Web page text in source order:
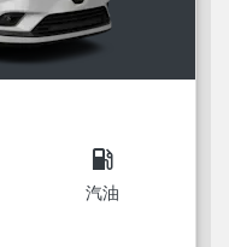
local_gas_station
汽油